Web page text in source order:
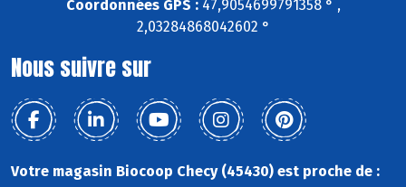
Coordonnées GPS :47,9054699791358 ° ,
2,03284868042602 °
Nous suivre sur
Votre magasin Biocoop Checy (45430) est proche de :